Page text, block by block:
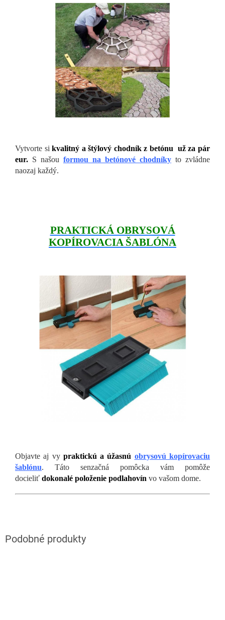
Vytvorte sikvalitný a štýlový chodník z betónu už za pár
eur. S našou formou na betónové chodníky to zvládne
naozaj každý.
PRAKTICKÁ OBRYSOVÁ
KOPÍROVACIA ŠABLÓNA
Objavte aj vy praktickú a úžasnú obrysovú kopírovaciu
šablónu. Táto senzačná pomôcka vám pomôže
docieliť dokonalé položenie podlahovín vo vašom dome.